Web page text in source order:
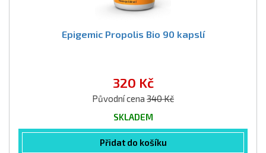
Epigemic Propolis Bio 90 kapslí
320 Kč
Původní cena 340 Kč
SKLADEM
Přidat do košíku